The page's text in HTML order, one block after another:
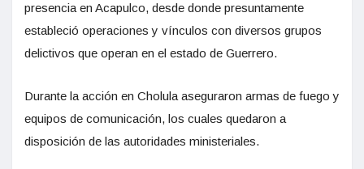
presencia en Acapulco, desde donde presuntamente
estableció operaciones y vínculos con diversos grupos
delictivos que operan en el estado de Guerrero.
Durante la acción en Cholula aseguraron armas de fuego y
equipos de comunicación, los cuales quedaron a
disposición de las autoridades ministeriales.